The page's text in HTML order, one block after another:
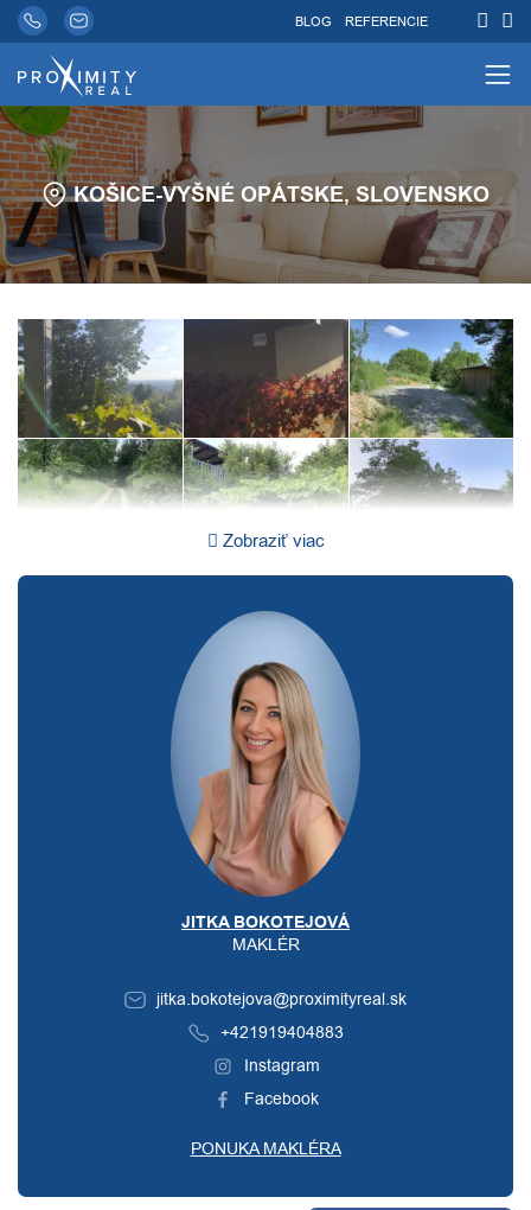
BLOG REFERENCIE
KOŠICE-VYŠNÉ OPÁTSKE, SLOVENSKO
Zobraziť viac
JITKA BOKOTEJOVÁ
MAKLÉR
jitka.bokotejova@proximityreal.sk
+421919404883
Instagram
Facebook
PONUKA MAKLÉRA